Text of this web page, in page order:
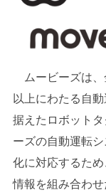
ムービーズは、
以上にわたる自
据えたロボット
ーズの自動運転
化に対応するた
情報を組み合わ